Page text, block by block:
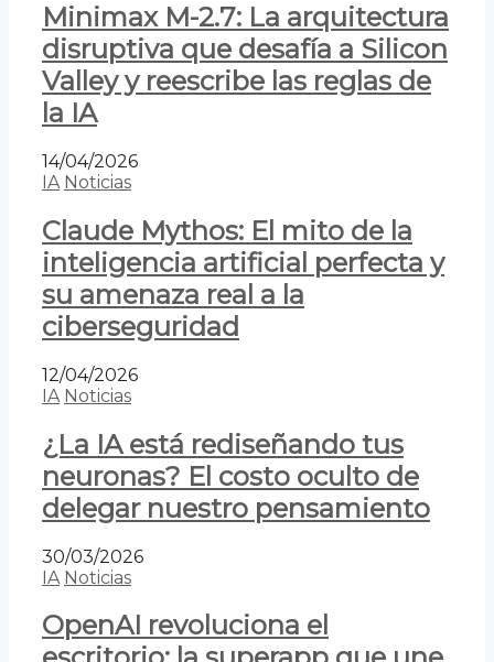
Minimax M-2.7: La arquitectura
disruptiva que desafía a Silicon
Valley y reescribe las reglas de
la IA
14/04/2026
IA Noticias
Claude Mythos: El mito de la
inteligencia artificial perfecta y
su amenaza real a la
ciberseguridad
12/04/2026
IA Noticias
¿La IA está rediseñando tus
neuronas? El costo oculto de
delegar nuestro pensamiento
30/03/2026
IA Noticias
OpenAI revoluciona el